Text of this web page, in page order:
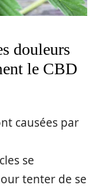
douleurs
le CBD
causées par
se
tenter de se